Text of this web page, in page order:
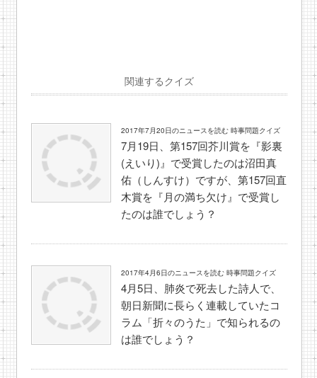
関連するクイズ
2017年7月20日のニュースを読む 時事問題クイズ
7月19日、第157回芥川賞を『影裏
(えいり)』で受賞したのは沼田真
佑（しんすけ）ですが、第157回直
木賞を『月の満ち欠け』で受賞し
たのは誰でしょう？
2017年4月6日のニュースを読む 時事問題クイズ
4月5日、肺炎で死去した詩人で、
朝日新聞に長らく連載していたコ
ラム「折々のうた」で知られるの
は誰でしょう？